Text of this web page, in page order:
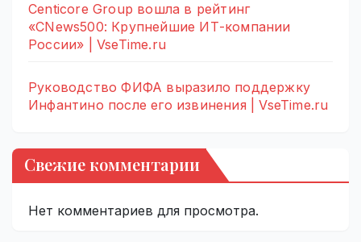
Centicore Group вошла в рейтинг
«CNews500: Крупнейшие ИТ-компании
России» | VseTime.ru
Руководство ФИФА выразило поддержку
Инфантино после его извинения | VseTime.ru
Свежие комментарии
Нет комментариев для просмотра.